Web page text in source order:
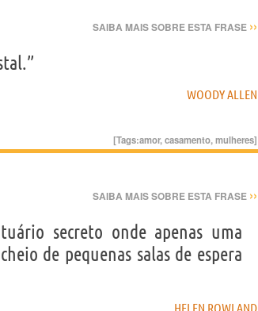
SAIBA MAIS SOBRE ESTA FRASE ››
WOODY ALLEN
[Tags:amor,casamento,mulheres]
SAIBA MAIS SOBRE ESTA FRASE ››
secreto onde apenas uma
de pequenas salas de espera
HELEN ROWLAND